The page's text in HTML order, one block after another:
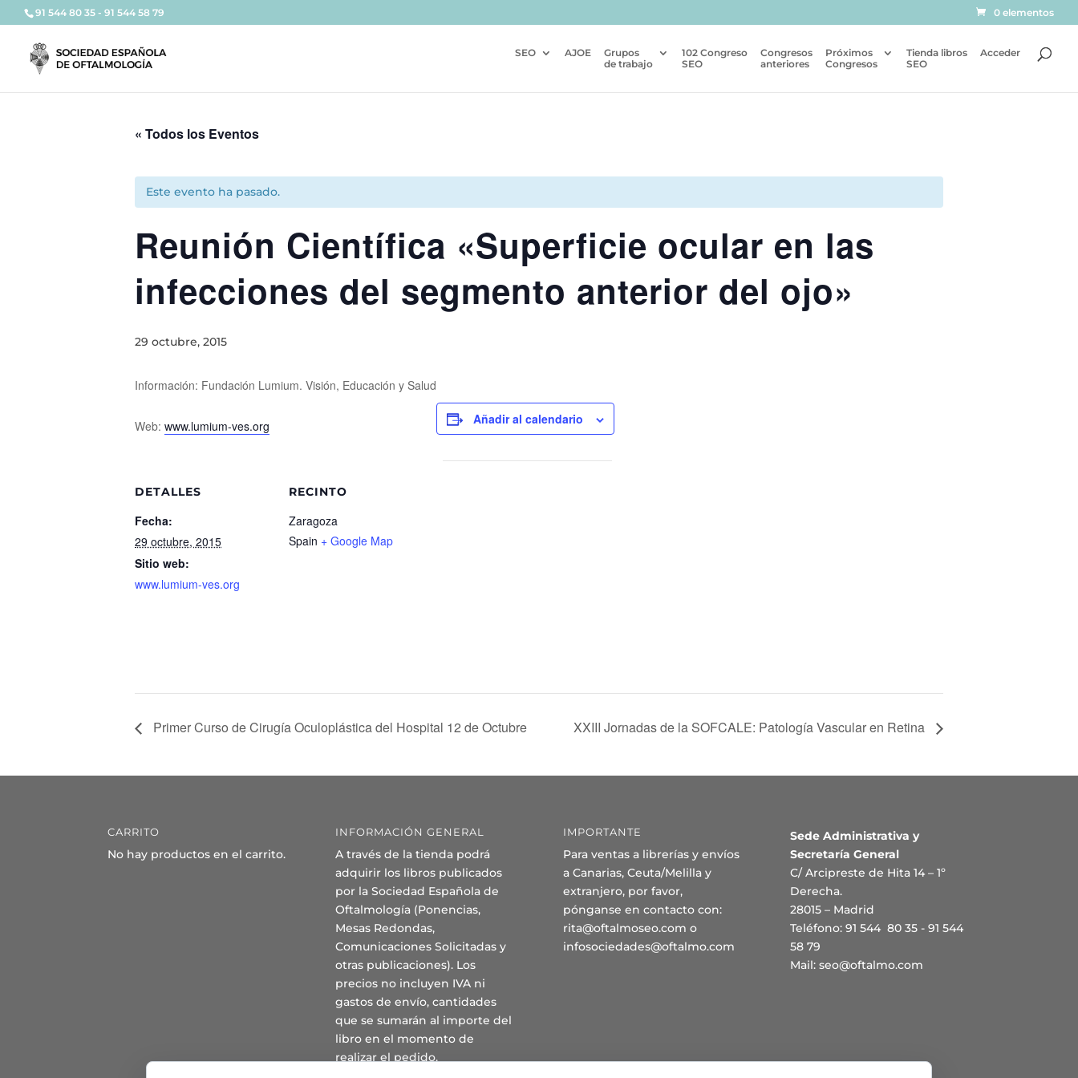
91 544 80 35 - 91 544 58 79 0 elementos
SEO AJOE
Grupos
de trabajo
102 Congreso
SEO
Congresos
anteriores
Próximos
Congresos
Tienda libros
SEO
Acceder
« Todos los Eventos
Este evento ha pasado.
Reunión Científica «Superficie ocular en las
infecciones del segmento anterior del ojo»
29 octubre, 2015
Información: Fundación Lumium. Visión, Educación y Salud
Web: www.lumium-ves.org Añadir al calendario
DETALLES
Fecha:
29 octubre, 2015
Sitio web:
www.lumium-ves.org
RECINTO
Zaragoza
Spain + Google Map
Primer Curso de Cirugía Oculoplástica del Hospital 12 de Octubre XXIII Jornadas de la SOFCALE: Patología Vascular en Retina
CARRITO
No hay productos en el carrito.
INFORMACIÓN GENERAL
A través de la tienda podrá
adquirir los libros publicados
por la Sociedad Española de
Oftalmología (Ponencias,
Mesas Redondas,
Comunicaciones Solicitadas y
otras publicaciones). Los
precios no incluyen IVA ni
gastos de envío, cantidades
que se sumarán al importe del
libro en el momento de
realizar el pedido.
IMPORTANTE
Para ventas a librerías y envíos
a Canarias, Ceuta/Melilla y
extranjero, por favor,
pónganse en contacto con:
rita@oftalmoseo.com o
infosociedades@oftalmo.com
Sede Administrativa y
Secretaría General
C/ Arcipreste de Hita 14 – 1º
Derecha.
28015 – Madrid
Teléfono: 91 544 80 35 - 91 544
58 79
Mail:seo@oftalmo.com